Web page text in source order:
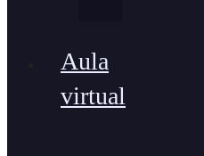
Aula
virtual